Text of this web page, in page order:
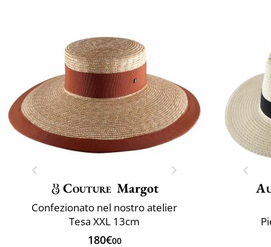
Couture Margot
Confezionato nel nostro atelier
Tesa XXL 13cm
180€00